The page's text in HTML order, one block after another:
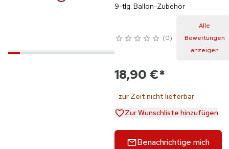
9-tlg. Ballon-Zubehör
0
Alle
Bewertungen
anzeigen
18,90 €*
zur Zeit nicht lieferbar
Zur Wunschliste hinzufügen
Benachrichtige mich